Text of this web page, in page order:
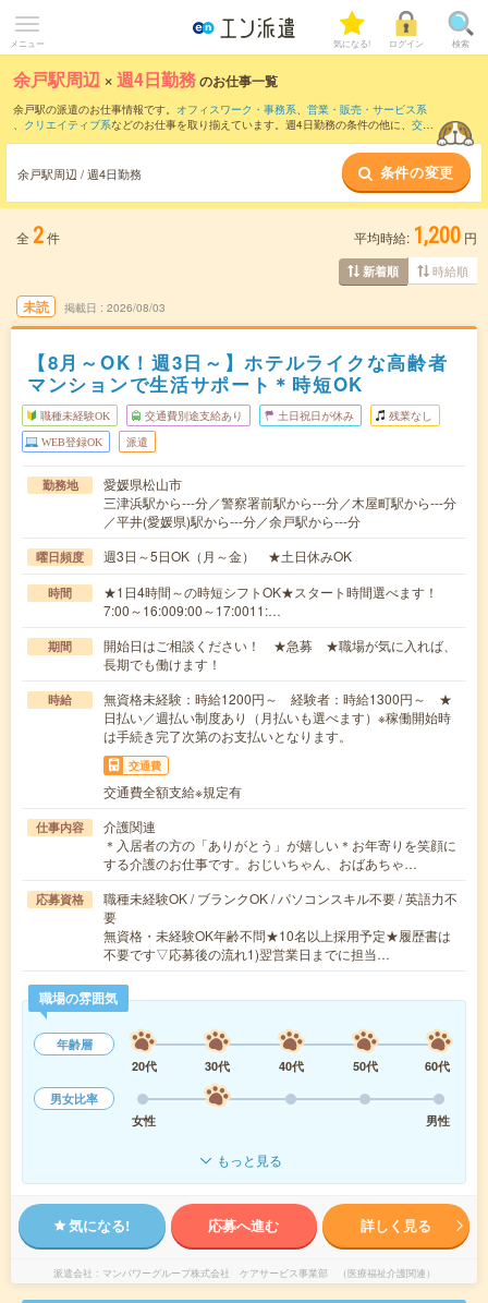
メニュー 気になる! ログイン 検索
余戸駅周辺 ×週4日勤務のお仕事一覧
余戸駅の派遣のお仕事情報です。 オフィスワーク・事務系、 営業・販売・サービス系
、 クリエイティブ系などのお仕事を取り揃えています。週4日勤務の条件の他に、 交通
余戸駅周辺 / 週4日勤務 条件の変更
全 2件 平均時給: 1,200 円
新着順 時給順
未読 掲載日 2026/08/03
【8月～OK！週3日～】ホテルライクな高齢者
マンションで生活サポート＊時短OK
職種未経験OK 交通費別途支給あり 土日祝日が休み 残業なし
WEB登録OK 派遣
勤務地
愛媛県松山市
三津浜駅から---分／警察署前駅から---分／木屋町駅から---分
／平井(愛媛県)駅から---分／余戸駅から---分
曜日頻度 週3日～5日OK（月～金） ★土日休みOK
時間
★1日4時間～の時短シフトOK★スタート時間選べます！
7:00～16:009:00～17:0011:…
期間
開始日はご相談ください！ ★急募 ★職場が気に入れば、
長期でも働けます！
時給
無資格未経験：時給1200円～ 経験者：時給1300円～ ★
日払い／週払い制度あり（月払いも選べます）※稼働開始時
は手続き完了次第のお支払いとなります。
交通費
交通費全額支給※規定有
仕事内容
介護関連
＊入居者の方の「ありがとう」が嬉しい＊お年寄りを笑顔に
する介護のお仕事です。おじいちゃん、おばあちゃ…
応募資格
職種未経験OK / ブランクOK / パソコンスキル不要 / 英語力不
要
無資格・未経験OK年齢不問★10名以上採用予定★履歴書は
不要です▽応募後の流れ1)翌営業日までに担当…
職場の雰囲気
年齢層
20代
30代 40代 50代
60代
男女比率
女性
男性
もっと見る
気になる! 応募へ進む 詳しく見る
派遣会社 マンパワーグループ株式会社 ケアサービス事業部 （医療福祉介護関連）